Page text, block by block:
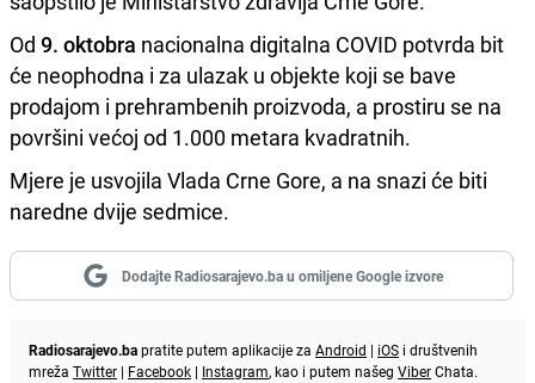
Od 9. oktobra nacionalna digitalna COVID potvrda bit
će neophodna i za ulazak u objekte koji se bave
prodajom i prehrambenih proizvoda, a prostiru se na
površini većoj od 1.000 metara kvadratnih.
Mjere je usvojila Vlada Crne Gore, a na snazi će biti
naredne dvije sedmice.
Dodajte Radiosarajevo.ba u omiljene Google izvore
Radiosarajevo.bapratite putem aplikacije za Android | iOS i društvenih
mreža Twitter | Facebook | Instagram, kao i putem našeg ViberChata.